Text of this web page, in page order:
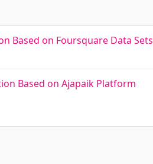
Based on Foursquare Data Sets
Based on Ajapaik Platform